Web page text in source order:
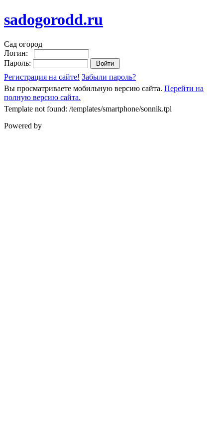
sadogorodd.ru
Сад огород
Логин:
Пароль:
Регистрация на сайте! Забыли пароль?
Вы просматриваете мобильную версию сайта. Перейти на
полную версию сайта.
Template not found: /templates/smartphone/sonnik.tpl
Powered by